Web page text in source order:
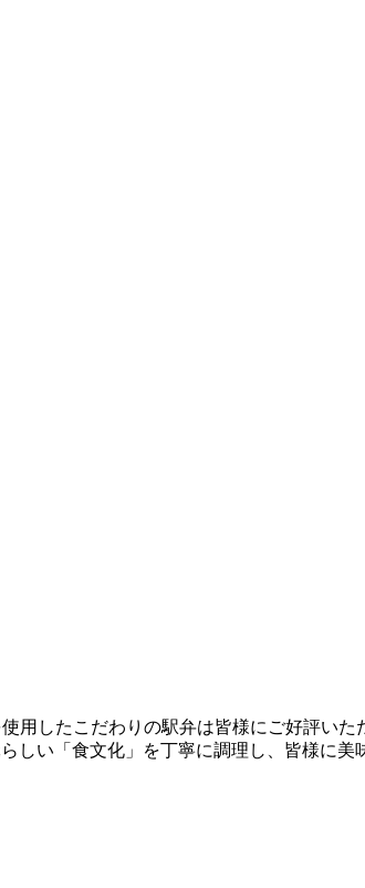
用したこだわりの駅弁は皆様にご好評い
い「食文化」を丁寧に調理し、皆様に美